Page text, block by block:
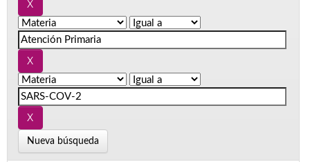
Nueva búsqueda